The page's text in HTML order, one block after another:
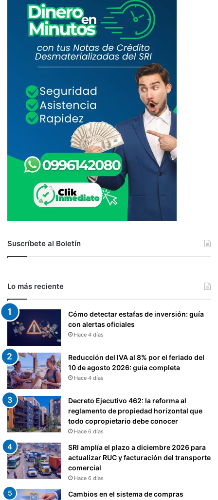
Suscríbete al Boletín
Lo más reciente
Cómo detectar estafas de inversión: guía
con alertas oficiales
Hace 4 días
Reducción del IVA al 8% por el feriado del
10 de agosto 2026: guía completa
Hace 4 días
Decreto Ejecutivo 462: la reforma al
reglamento de propiedad horizontal que
todo copropietario debe conocer
Hace 6 días
SRI amplía el plazo a diciembre 2026 para
actualizar RUC y facturación del transporte
comercial
Hace 6 días
Cambios en el sistema de compras